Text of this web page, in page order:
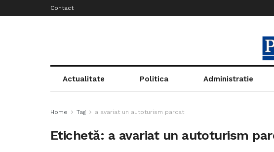
Contact
Actualitate Politica Administratie
Home Tag a avariat un autoturism parcat
Etichetă: a avariat un autoturism